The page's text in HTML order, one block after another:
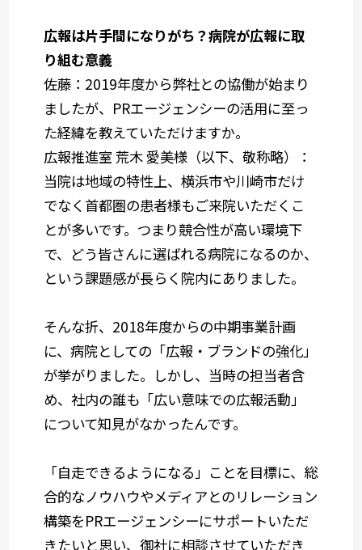
広報は片手間になりがち？病院が広報に取
り組む意義
佐藤 ：2019年度から弊社との協働が始まり
ましたが、PRエージェンシーの活用に至っ
た経緯を教えていただけますか。
広報推進室 荒木 愛美様（以下、敬称略）
：
当院は地域の特性上、横浜市や川崎市だけ
でなく首都圏の患者様もご来院いただくこ
とが多いです。つまり競合性が高い環境下
で、どう皆さんに選ばれる病院になるのか、
という課題感が長らく院内にありました。
そんな折、2018年度からの中期事業計画
に、病院としての「広報・ブランドの強化」
が挙がりました。しかし、当時の担当者含
め、社内の誰も「広い意味での広報活動」
について知見がなかったんです。
「自走できるようになる」ことを目標に、総
合的なノウハウやメディアとのリレーション
構築をPRエージェンシーにサポートいただ
きたいと思い、御社に相談させていただき